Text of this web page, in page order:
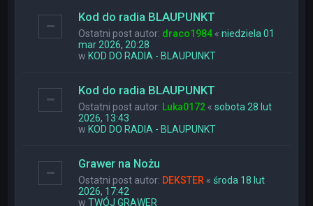
Kod do radia BLAUPUNKT
Ostatni post autor: draco1984 «niedziela 01
mar 2026, 20:28
w KOD DO RADIA - BLAUPUNKT
Kod do radia BLAUPUNKT
Ostatni post autor: Luka0172 «sobota 28 lut
2026, 13:43
w KOD DO RADIA - BLAUPUNKT
Grawer na Nożu
Ostatni post autor: DEKSTER «środa 18 lut
2026, 17:42
wTWÓJ GRAWER